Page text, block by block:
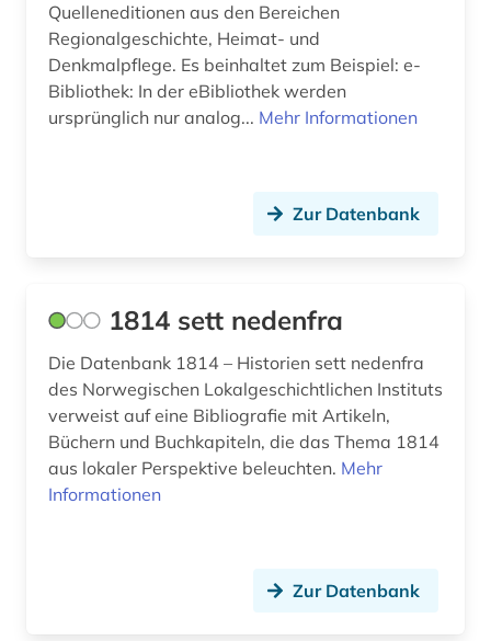
Quelleneditionen aus den Bereichen
Regionalgeschichte, Heimat- und
Denkmalpflege. Es beinhaltet zum Beispiel: e-
Bibliothek: In der eBibliothek werden
ursprünglich nur analog... Mehr Informationen
Zur Datenbank
1814 sett nedenfra
Die Datenbank 1814 – Historien sett nedenfra
des Norwegischen Lokalgeschichtlichen Instituts
verweist auf eine Bibliografie mit Artikeln,
Büchern und Buchkapiteln, die das Thema 1814
aus lokaler Perspektive beleuchten. Mehr
Informationen
Zur Datenbank